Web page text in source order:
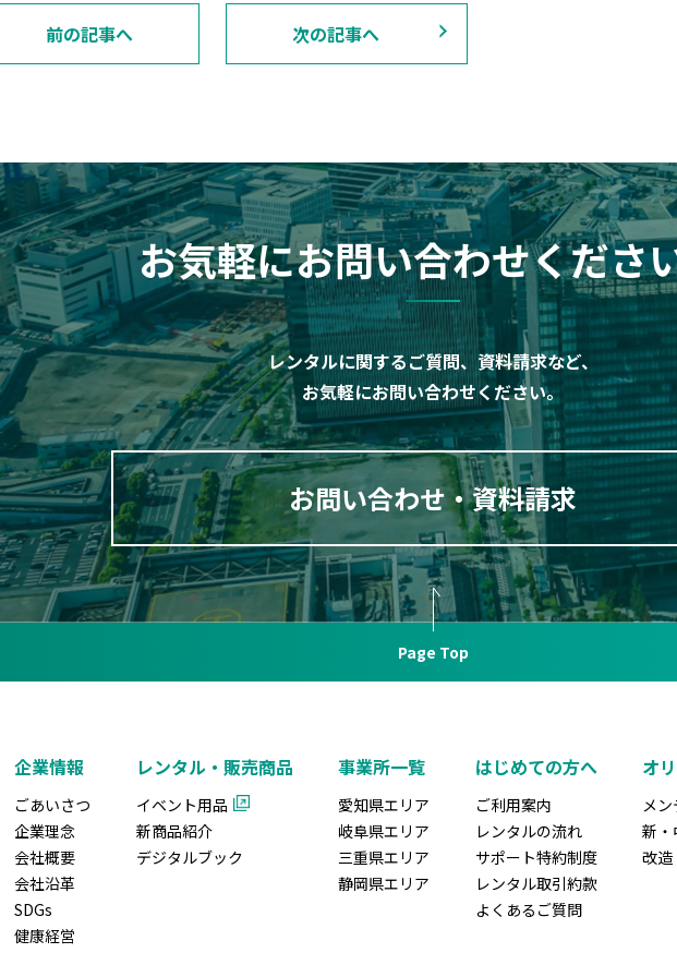
前の記事へ 次の記事へ
お気軽にお問い合わせくださ
レンタルに関するご質問、資料請求など、
お気軽にお問い合わせください。
お問い合わせ・資料請求
Page Top
企業情報
ごあいさつ
企業理念
会社概要
会社沿革
SDGs
健康経営
レンタル・販売商品
イベント用品
新商品紹介
デジタルブック
事業所一覧
愛知県エリア
岐阜県エリア
三重県エリア
静岡県エリア
はじめての方へ
ご利用案内
レンタルの流れ
サポート特約制度
レンタル取引約款
よくあるご質問
オ
メ
新
改